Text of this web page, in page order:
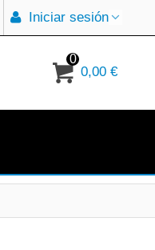
Iniciar sesión
0
0,00 €